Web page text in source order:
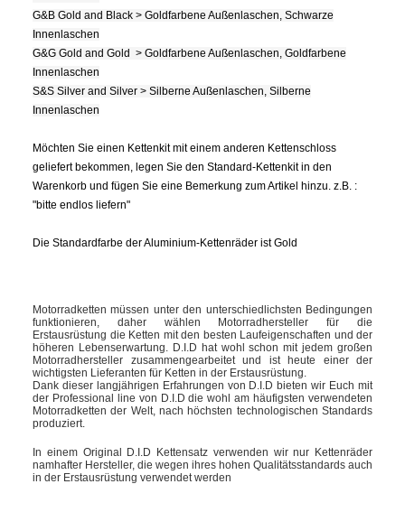
G&B Gold and Black > Goldfarbene Außenlaschen, Schwarze
Innenlaschen
G&G Gold and Gold > Goldfarbene Außenlaschen, Goldfarbene
Innenlaschen
S&S Silver and Silver > Silberne Außenlaschen, Silberne
Innenlaschen
Möchten Sie einen Kettenkit mit einem anderen Kettenschloss
geliefert bekommen, legen Sie den Standard-Kettenkit in den
Warenkorb und fügen Sie eine Bemerkung zum Artikel hinzu. z.B. :
"bitte endlos liefern"
Die Standardfarbe der Aluminium-Kettenräder ist Gold
Motorradketten müssen unter den unterschiedlichsten Bedingungen
funktionieren, daher wählen Motorradhersteller für die
Erstausrüstung die Ketten mit den besten Laufeigenschaften und der
höheren Lebenserwartung. D.I.D hat wohl schon mit jedem großen
Motorradhersteller zusammengearbeitet und ist heute einer der
wichtigsten Lieferanten für Ketten in der Erstausrüstung.
Dank dieser langjährigen Erfahrungen von D.I.D bieten wir Euch mit
der Professional line von D.I.D die wohl am häufigsten verwendeten
Motorradketten der Welt, nach höchsten technologischen Standards
produziert.
In einem Original D.I.D Kettensatz verwenden wir nur Kettenräder
namhafter Hersteller, die wegen ihres hohen Qualitätsstandards auch
in der Erstausrüstung verwendet werden